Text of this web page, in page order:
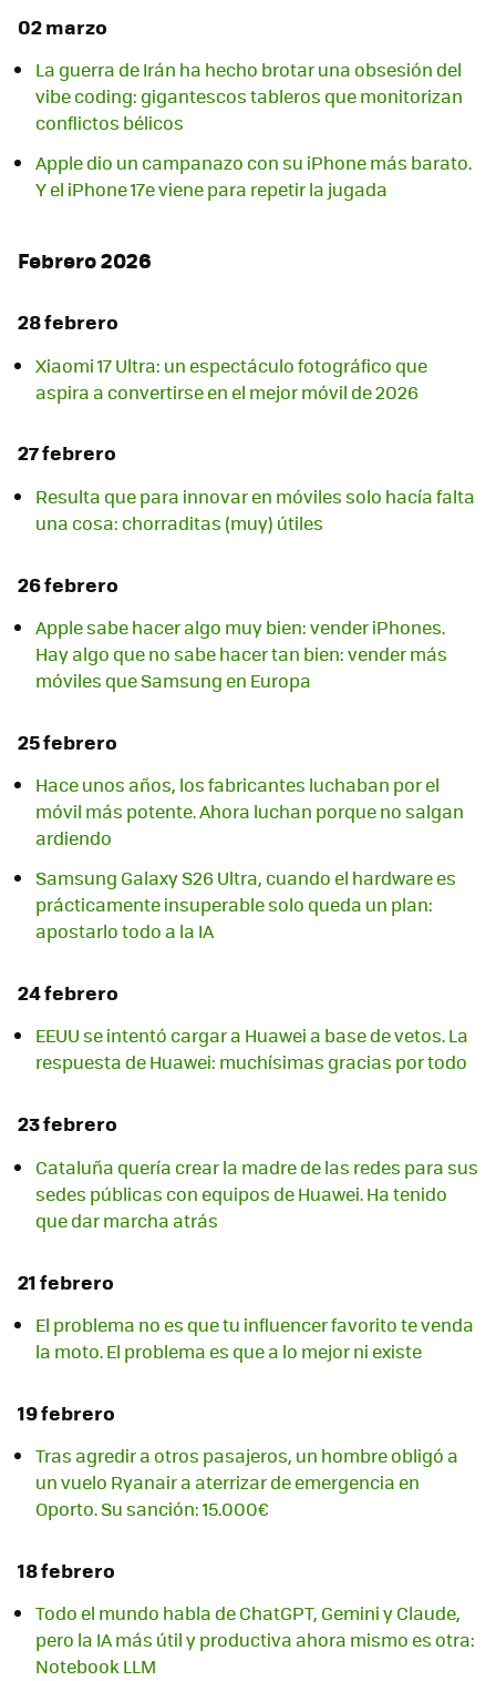
02 marzo
La guerra de Irán ha hecho brotar una obsesión del
vibe coding: gigantescos tableros que monitorizan
conflictos bélicos
Apple dio un campanazo con su iPhone más barato.
Y el iPhone 17e viene para repetir la jugada
Febrero 2026
28 febrero
Xiaomi 17 Ultra: un espectáculo fotográfico que
aspira a convertirse en el mejor móvil de 2026
27 febrero
Resulta que para innovar en móviles solo hacía falta
una cosa: chorraditas (muy) útiles
26 febrero
Apple sabe hacer algo muy bien: vender iPhones.
Hay algo que no sabe hacer tan bien: vender más
móviles que Samsung en Europa
25 febrero
Hace unos años, los fabricantes luchaban por el
móvil más potente. Ahora luchan porque no salgan
ardiendo
Samsung Galaxy S26 Ultra, cuando el hardware es
prácticamente insuperable solo queda un plan:
apostarlo todo a la IA
24 febrero
EEUU se intentó cargar a Huawei a base de vetos. La
respuesta de Huawei: muchísimas gracias por todo
23 febrero
Cataluña quería crear la madre de las redes para sus
sedes públicas con equipos de Huawei. Ha tenido
que dar marcha atrás
21 febrero
El problema no es que tu influencer favorito te venda
la moto. El problema es que a lo mejor ni existe
19 febrero
Tras agredir a otros pasajeros, un hombre obligó a
un vuelo Ryanair a aterrizar de emergencia en
Oporto. Su sanción: 15.000€
18 febrero
Todo el mundo habla de ChatGPT, Gemini y Claude,
pero la IA más útil y productiva ahora mismo es otra:
Notebook LLM